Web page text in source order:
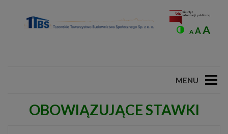
A Decrease
A Reset
A
Przełącz
MENU
OBOWIĄZUJĄCE STAWKI